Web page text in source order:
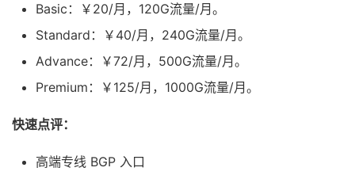
Basic：￥20/月，120G流量/月。
Standard：￥40/月，240G流量/月。
Advance：￥72/月，500G流量/月。
Premium：￥125/月，1000G流量/月。
快速点评：
高端专线 BGP 入口